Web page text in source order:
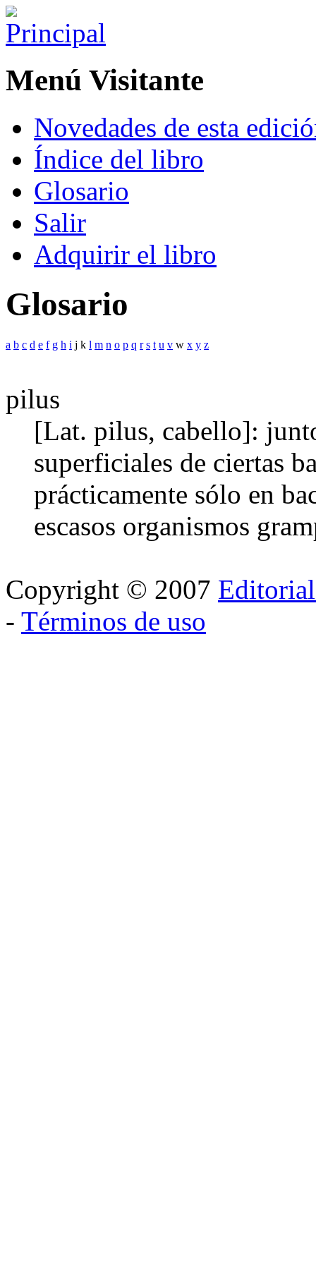
Menú Visitante
Novedades de esta
Índice del libro
Glosario
Salir
Adquirir el libro
Glosario
a b c d e f g h i j k l m n o p q r s t u v w x y z
pilus
[Lat. pilus, cabello]:
superficiales de ciertas
prácticamente sólo en
escasos organismos
Copyright © 2007
- Términos de uso